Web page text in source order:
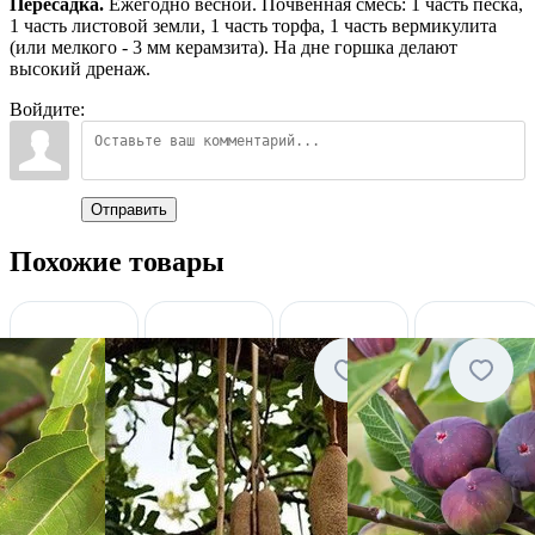
1 часть листовой земли, 1 часть торфа, 1 часть вермикулита
(или мелкого - 3 мм керамзита). На дне горшка делают
высокий дренаж.
Войдите:
Отправить
Похожие товары